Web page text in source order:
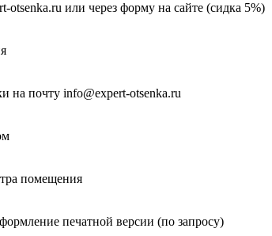
otsenka.ru или через форму на сайте (сидка 5%)
на почту info@expert-otsenka.ru
помещения
печатной версии (по запросу)